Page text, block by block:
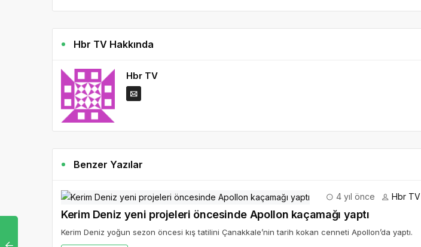
Hbr TV Hakkında
Hbr TV
Benzer Yazılar
4 yıl önce Hbr TV
Kerim Deniz yeni projeleri öncesinde Apollon kaçamağı yaptı
Kerim Deniz yoğun sezon öncesi kış tatilini Çanakkale’nin tarih kokan cenneti Apollon’da yaptı.